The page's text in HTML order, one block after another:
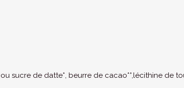
sucre de datte*, beurre de cacao*°,lécithine de